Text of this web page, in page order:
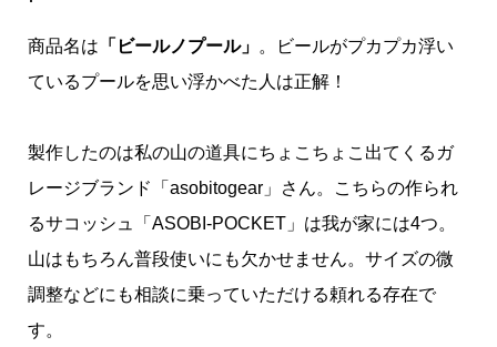
商品名は 「ビールノプール」 。ビールがプカプカ浮い
ているプールを思い浮かべた人は正解！
製作したのは私の山の道具にちょこちょこ出てくるガ
レージブランド「asobitogear」さん。こちらの作られ
るサコッシュ「ASOBI-POCKET」は我が家には4つ。
山はもちろん普段使いにも欠かせません。サイズの微
調整などにも相談に乗っていただける頼れる存在で
す。